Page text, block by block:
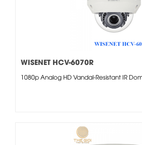
WISENET HCV-6070R
1080p Analog HD Vandal-Resistant IR